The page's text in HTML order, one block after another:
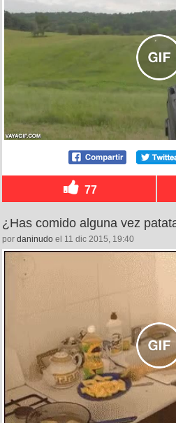
77
¿Has comido alguna vez
por daninudo el 11 dic 2015, 19:40